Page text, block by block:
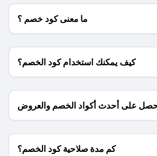
ما معنى كود خصم ؟
كيف يمكنك استخدام كود الخصم؟
على أحدث أكواد الخصم والعروض
للمتاجر؟
كم مدة صلاحية كود الخصم؟